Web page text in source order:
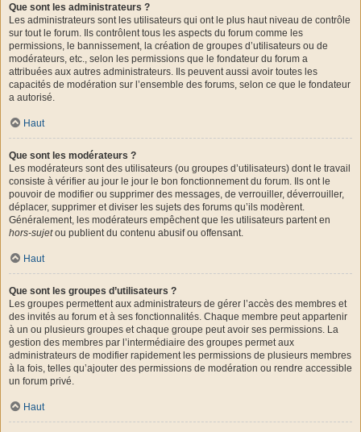
Que sont les administrateurs ?
Les administrateurs sont les utilisateurs qui ont le plus haut niveau de contrôle
sur tout le forum. Ils contrôlent tous les aspects du forum comme les
permissions, le bannissement, la création de groupes d’utilisateurs ou de
modérateurs, etc., selon les permissions que le fondateur du forum a
attribuées aux autres administrateurs. Ils peuvent aussi avoir toutes les
capacités de modération sur l’ensemble des forums, selon ce que le fondateur
a autorisé.
Haut
Que sont les modérateurs ?
Les modérateurs sont des utilisateurs (ou groupes d’utilisateurs) dont le travail
consiste à vérifier au jour le jour le bon fonctionnement du forum. Ils ont le
pouvoir de modifier ou supprimer des messages, de verrouiller, déverrouiller,
déplacer, supprimer et diviser les sujets des forums qu’ils modèrent.
Généralement, les modérateurs empêchent que les utilisateurs partent en
hors-sujetou publient du contenu abusif ou offensant.
Haut
Que sont les groupes d’utilisateurs ?
Les groupes permettent aux administrateurs de gérer l’accès des membres et
des invités au forum et à ses fonctionnalités. Chaque membre peut appartenir
à un ou plusieurs groupes et chaque groupe peut avoir ses permissions. La
gestion des membres par l’intermédiaire des groupes permet aux
administrateurs de modifier rapidement les permissions de plusieurs membres
à la fois, telles qu’ajouter des permissions de modération ou rendre accessible
un forum privé.
Haut